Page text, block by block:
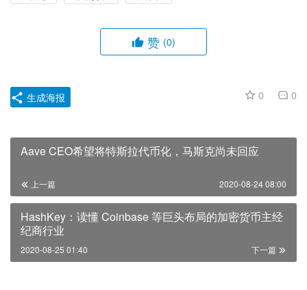
赞 (0)
0 0
生成海报
Aave CEO希望将特斯拉代币化，马斯克尚未回应
上一篇 2020-08-24 08:00
HashKey：读懂 Coinbase 等巨头布局的加密货币主经
纪商行业
下一篇
2020-08-25 01:40